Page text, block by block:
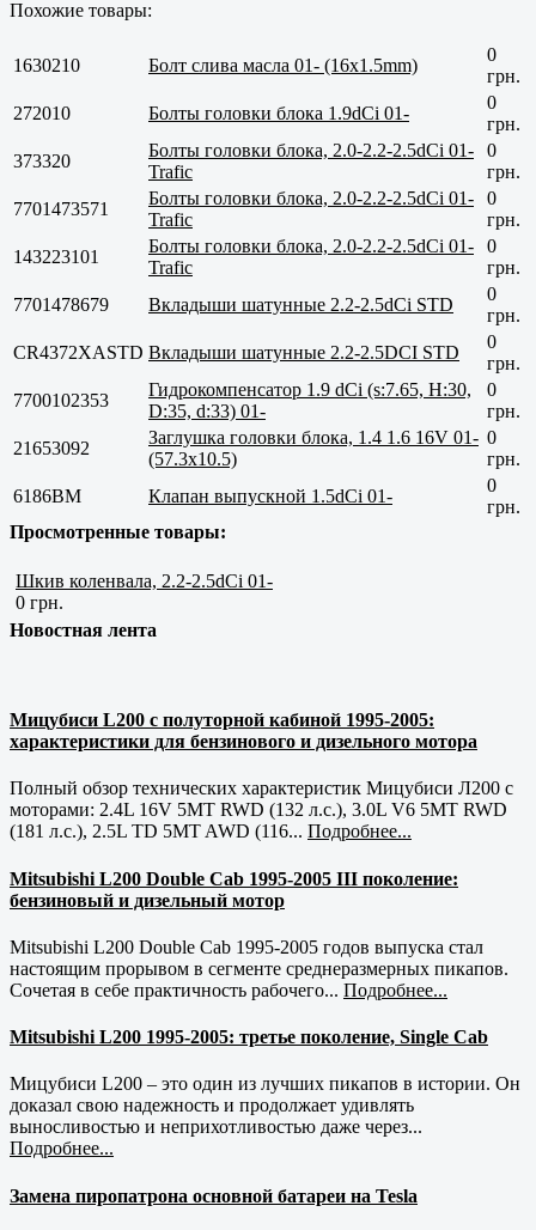
Похожие товары:
1630210 Болт слива масла 01- (16x1.5mm)
0
грн.
272010
Болты головки блока 1.9dCi 01-
0
грн.
373320
Болты головки блока, 2.0-2.2-2.5dCi 01-
Trafic
0
грн.
7701473571
Болты головки блока, 2.0-2.2-2.5dCi 01-
Trafic
0
грн.
143223101
Болты головки блока, 2.0-2.2-2.5dCi 01-
Trafic
0
грн.
7701478679
Вкладыши шатунные 2.2-2.5dCi STD
0
грн.
CR4372XASTD Вкладыши шатунные 2.2-2.5DCI STD
0
грн.
7700102353
Гидрокомпенсатор 1.9 dCi (s:7.65, H:30,
D:35, d:33) 01-
0
грн.
21653092
Заглушка головки блока, 1.4 1.6 16V 01-
(57.3x10.5)
0
грн.
6186BM
Клапан выпускной 1.5dCi 01-
0
грн.
Просмотренные товары:
Шкив коленвала, 2.2-2.5dCi 01-
0 грн.
Новостная лента
Мицубиси L200 с полуторной кабиной 1995-2005:
характеристики для бензинового и дизельного мотора
Полный обзор технических характеристик Мицубиси Л200 с
моторами: 2.4L 16V 5MT RWD (132 л.с.), 3.0L V6 5MT RWD
(181 л.с.), 2.5L TD 5MT AWD (116... Подробнее...
Mitsubishi L200 Double Cab 1995-2005 III поколение:
бензиновый и дизельный мотор
Mitsubishi L200 Double Cab 1995-2005 годов выпуска стал
настоящим прорывом в сегменте среднеразмерных пикапов.
Сочетая в себе практичность рабочего... Подробнее...
Mitsubishi L200 1995-2005: третье поколение, Single Cab
Мицубиси L200 – это один из лучших пикапов в истории. Он
доказал свою надежность и продолжает удивлять
выносливостью и неприхотливостью даже через...
Подробнее...
Замена пиропатрона основной батареи на Tesla